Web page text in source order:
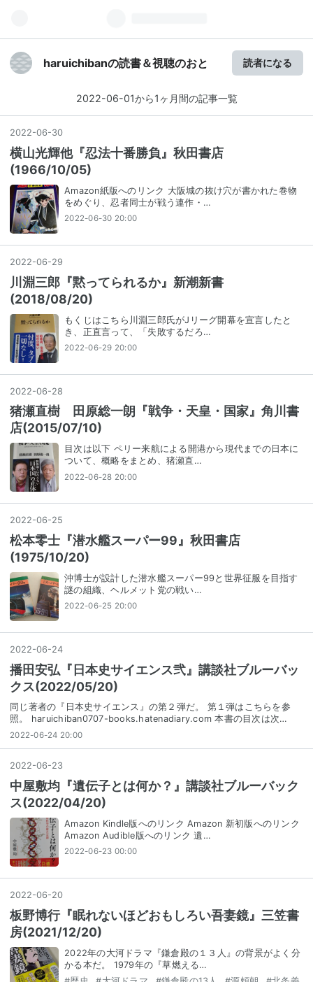
haruichibanの読書＆視聴のおと 読者になる
2022-06-01から1ヶ月間の記事一覧
2022-06-30
横山光輝他『忍法十番勝負』秋田書店
(1966/10/05)
Amazon紙版へのリンク 大阪城の抜け穴が書かれた巻物
をめぐり、忍者同士が戦う連作・…
2022-06-30 20:00
2022-06-29
川淵三郎『黙ってられるか』新潮新書
(2018/08/20)
もくじはこちら川淵三郎氏がJリーグ開幕を宣言したと
き、正直言って、「失敗するだろ…
2022-06-29 20:00
2022-06-28
猪瀬直樹 田原総一朗『戦争・天皇・国家』角川書
店(2015/07/10)
目次は以下 ペリー来航による開港から現代までの日本に
ついて、概略をまとめ、猪瀬直…
2022-06-28 20:00
2022-06-25
松本零士『潜水艦スーパー99』秋田書店
(1975/10/20)
沖博士が設計した潜水艦スーパー99と世界征服を目指す
謎の組織、ヘルメット党の戦い…
2022-06-25 20:00
2022-06-24
播田安弘『日本史サイエンス弐』講談社ブルーバッ
クス(2022/05/20)
同じ著者の『日本史サイエンス』の第２弾だ。 第１弾はこちらを参
照。 haruichiban0707-books.hatenadiary.com 本書の目次は次…
2022-06-24 20:00
2022-06-23
中屋敷均『遺伝子とは何か？』講談社ブルーバック
ス(2022/04/20)
Amazon Kindle版へのリンク Amazon 新初版へのリンク
Amazon Audible版へのリンク 遺…
2022-06-23 00:00
2022-06-20
板野博行『眠れないほどおもしろい吾妻鏡』三笠書
房(2021/12/20)
2022年の大河ドラマ『鎌倉殿の１３人』の背景がよく分
かる本だ。 1979年の『草燃える…